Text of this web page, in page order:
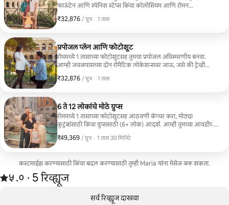
फाऊंटेन आणि स्पॅनिश स्टेप्स किंवा कोलोसियम आणि रोमन
लोकांपर्यंत) आदर्श. 50 संपादित फोटोज समाविष्ट
₹32,876 / ग्रुप
₹32,876, प्रति ग्रुप
, · 1 तास
प्रपोजल प्लॅन आणि फोटोशूट
रोममध्ये 1 तासाच्या फोटोशूटसह तुमचा प्रपोजल अविस्मरणीय बनवा.
आम्ही जवळपासच्या दोन रोमँटिक लोकेशन्सवर जाऊ, जसे की ट्रेव्ही
तुम्हाला परफेक्ट क्षणाचे नियोजन आणि कॅप्चर करण्यात मदत करेन.
₹32,876 / ग्रुप
₹32,876, प्रति ग्रुप
, · 1 तास
6 ते 12 लोकांचे मोठे ग्रुप्स
रोममध्ये 1 तासाच्या फोटोशूटसह आठवणी कॅप्चर करा, मोठ्या
कुटुंबांसाठी किंवा ग्रुप्ससाठी (6+ लोक) आदर्श. आम्ही तुमच्या आवडीच्या
किंवा स्पॅनिश स्टेप्स.
₹49,369 / ग्रुप
₹49,369, प्रति ग्रुप
, · 1 तास 30 मिनिटे
कस्टमाईझ करण्यासाठी किंवा बदल करण्यासाठी तुम्ही Maria यांना मेसेज करू शकता.
5 रिव्ह्यूजमधून 5 पैकी ५.० स्टार्स रेटिंग आहे
५.०
,
· 5 रिव्ह्यूज
सर्व रिव्ह्यूज दाखवा